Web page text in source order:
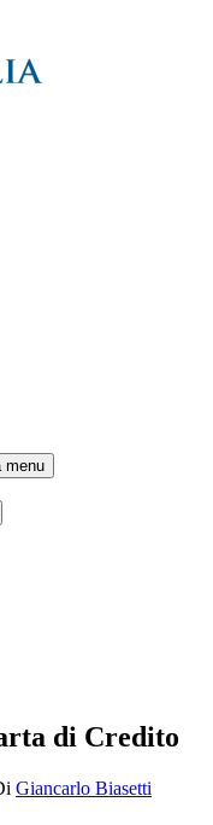
menu
di Credito
Giancarlo Biasetti